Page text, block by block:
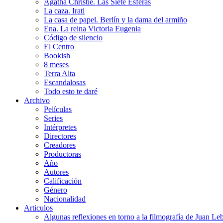
Agatha Christie. Las Siete Esferas
La caza. Irati
La casa de papel. Berlín y la dama del armiño
Ena. La reina Victoria Eugenia
Código de silencio
El Centro
Bookish
8 meses
Terra Alta
Escandalosas
Todo esto te daré
Archivo
Películas
Series
Intérpretes
Directores
Creadores
Productoras
Año
Autores
Calificación
Género
Nacionalidad
Articulos
Algunas reflexiones en torno a la filmografía de Juan